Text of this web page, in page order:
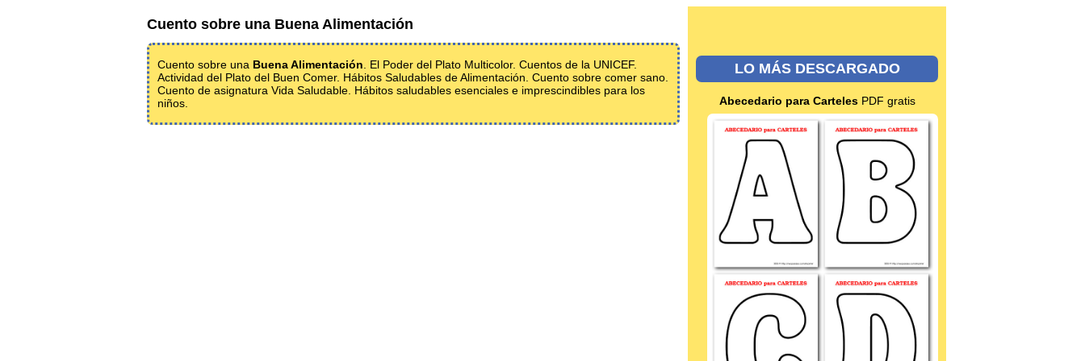
Cuento sobre una Buena Alimentación
Cuento sobre una Buena Alimentación . El Poder del Plato Multicolor. Cuentos de la UNICEF.
Actividad del Plato del Buen Comer. Hábitos Saludables de Alimentación. Cuento sobre comer sano.
Cuento de asignatura Vida Saludable. Hábitos saludables esenciales e imprescindibles para los
niños.
LO MÁS DESCARGADO
Abecedario para CartelesPDF gratis